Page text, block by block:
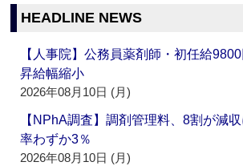
HEADLINE NEWS
【人事院】公務員薬剤師・初任給
昇給幅縮小
2026年08月10日 (月)
【NPhA調査】調剤管理料、8割が減
率わずか3％
2026年08月10日 (月)